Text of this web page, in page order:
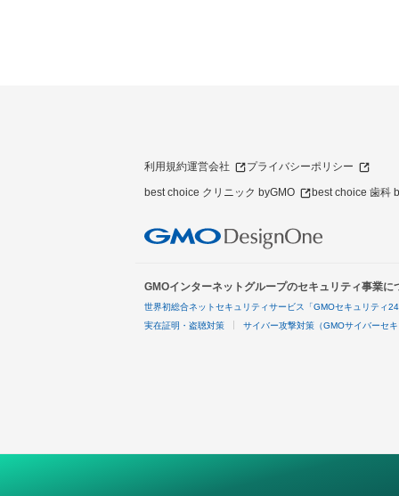
利用規約運営会社 プライバシーポリシー
best choice クリニック byGMO best choice 歯科
GMOインターネットグループのセキュリティ事業に
世界初総合ネットセキュリティサービス「GMOセキュリティ
実在証明・盗聴対策
サイバー攻撃対策（GMOサイバーセ